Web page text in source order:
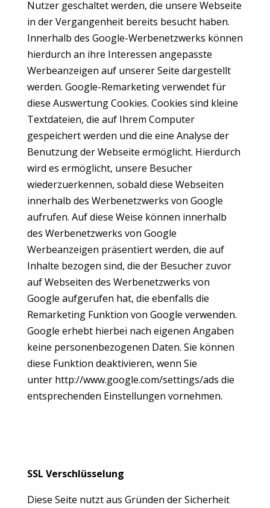
Nutzer geschaltet werden, die unsere Webseite
in der Vergangenheit bereits besucht haben.
Innerhalb des Google-Werbenetzwerks können
hierdurch an ihre Interessen angepasste
Werbeanzeigen auf unserer Seite dargestellt
werden. Google-Remarketing verwendet für
diese Auswertung Cookies. Cookies sind kleine
Textdateien, die auf Ihrem Computer
gespeichert werden und die eine Analyse der
Benutzung der Webseite ermöglicht. Hierdurch
wird es ermöglicht, unsere Besucher
wiederzuerkennen, sobald diese Webseiten
innerhalb des Werbenetzwerks von Google
aufrufen. Auf diese Weise können innerhalb
des Werbenetzwerks von Google
Werbeanzeigen präsentiert werden, die auf
Inhalte bezogen sind, die der Besucher zuvor
auf Webseiten des Werbenetzwerks von
Google aufgerufen hat, die ebenfalls die
Remarketing Funktion von Google verwenden.
Google erhebt hierbei nach eigenen Angaben
keine personenbezogenen Daten. Sie können
diese Funktion deaktivieren, wenn Sie
unter http://www.google.com/settings/ads die
entsprechenden Einstellungen vornehmen.
SSL Verschlüsselung
Diese Seite nutzt aus Gründen der Sicherheit